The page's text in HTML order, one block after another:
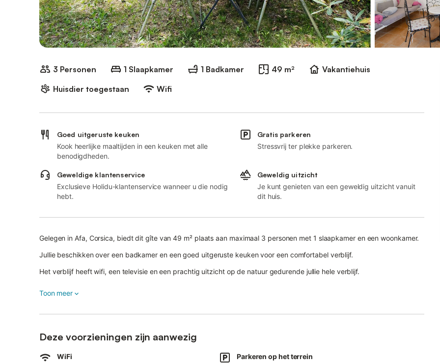
3 Personen 1 Slaapkamer 1 Badkamer 49 m²
Vakantiehuis
Huisdier toegestaan
Wifi
Goed uitgeruste keuken
Kook heerlijke maaltijden in een keuken met alle
benodigdheden.
Gratis parkeren
Stressvrij ter plekke parkeren.
Geweldige klantenservice
Exclusieve Holidu-klantenservice wanneer u die nodig
hebt.
Geweldig uitzicht
Je kunt genieten van een geweldig uitzicht vanuit
dit huis.
Gelegen in Afa, Corsica, biedt dit gîte van 49 m² plaats aan maximaal 3 personen met 1 slaapkamer en een woonkamer.
Jullie beschikken over een badkamer en een goed uitgeruste keuken voor een comfortabel verblijf.
Het verblijf heeft wifi, een televisie en een prachtig uitzicht op de natuur gedurende jullie hele verblijf.
Geniet van een privéterras, perfect voor buiten eten en ontspannen.
Jullie hebben ook toegang tot een gedeelde tuin.
Er is een gedeelde parkeerplaats op het terrein voor jullie gemak.
Toon meer
Deze voorzieningen zijn aanwezig
WiFi Parkeren op het terrein